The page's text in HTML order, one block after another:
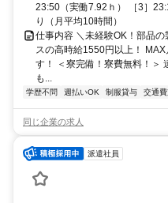
23:50（実働7.92ｈ） ［3］
り（月平均10時間）
仕事内容 ＼未経験OK！部品
スの高時給1550円以上！
す！ ＜寮完備！寮費無料！＞
も...
学歴不問 週払いOK 制服貸与 交通
同じ企業の求人
派遣社員